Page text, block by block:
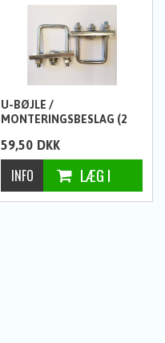
U-BØJLE /
MONTERINGSBESLAG (2
59,50 DKK